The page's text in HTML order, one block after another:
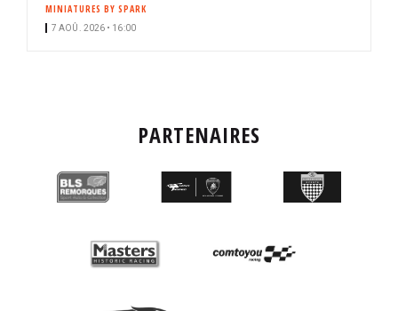
MINIATURES BY SPARK
7 AOÛ. 2026 • 16:00
PARTENAIRES